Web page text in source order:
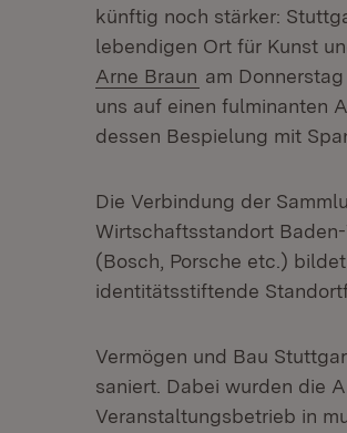
künftig noch stärker:
lebendigen Ort für Kunst
Arne Braun (Öffnet in
am
uns auf einen fulminanten
dessen Bespielung mit
Die Verbindung der
Wirtschaftsstandort
(Bosch, Porsche etc.)
identitätsstiftende
Vermögen und Bau
saniert. Dabei wurden die
Veranstaltungsbetrieb in